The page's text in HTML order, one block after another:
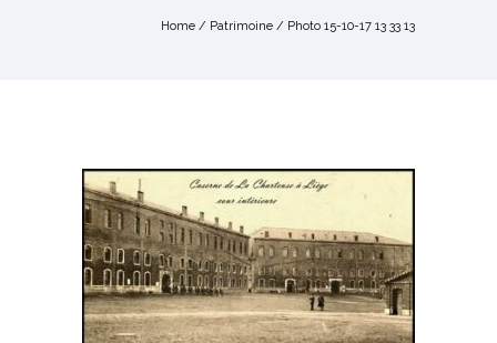
Home / Patrimoine / Photo 15-10-17 13 33 13